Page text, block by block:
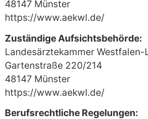
48147 Münster
https://www.aekwl.de/
Zuständige Aufsichtsbehörde:
Landesärztekammer Westfalen-
Gartenstraße 220/214
48147 Münster
https://www.aekwl.de/
Berufsrechtliche Regelungen: